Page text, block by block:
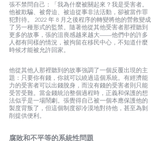
張不禁問自己：「我為什麼被關起來？我是受害者。
他被欺騙、被脅迫、被迫從事非法活動，卻被當作罪
犯對待。 2022 年 8 月之後程序的轉變將他的營救變成
了另一種形式的監禁。隨著他從其他受害者那裡聽到
更多的故事，張的沮喪感越來越大——他們中的許多
人都有同樣的情況，被拘留在移民中心，不知道什麼
時候才能被允許回家。
他從其他人那裡聽到的故事強調了一個反覆出現的主
題：只要你有錢，你就可以繞過這個系統。有經濟能
力的受害者可以出錢脫身，而沒有錢的受害者則只能
受苦受難。當金錢統治整個過程時，正義和保護的想
法似乎是一場鬧劇。張覺得自己被一個本應保護他的
製度背叛了，但這個制度卻冷漠地對待他，甚至為剝
削提供便利。
腐敗和不平等的系統性問題